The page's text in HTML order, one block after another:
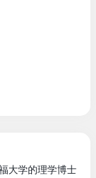
大学的理学博士